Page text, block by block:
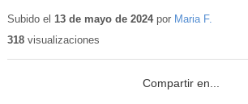
Subido el 13 de mayo de 2024por Maria F.
318visualizaciones